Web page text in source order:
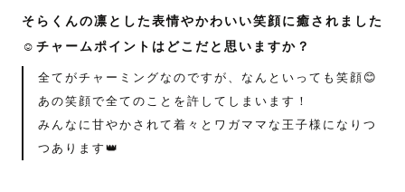
そらくんの凛とした表情やかわいい笑顔に癒されました
☺️チャームポイントはどこだと思いますか？
全てがチャーミングなのですが、なんといっても笑顔😊
あの笑顔で全てのことを許してしまいます！
みんなに甘やかされて着々とワガママな王子様になりつ
つあります👑